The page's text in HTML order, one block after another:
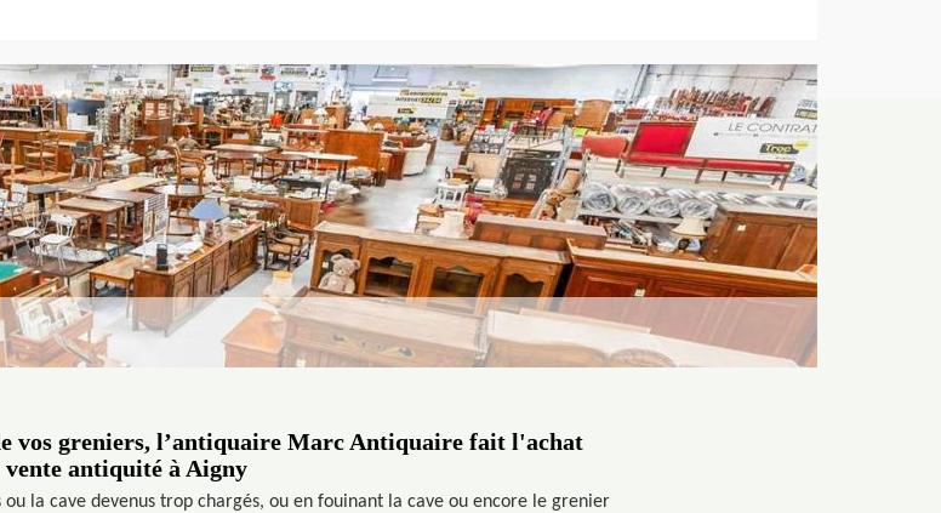
vos greniers, l’antiquaire Marc Antiquaire fait l'achat
vente antiquité à Aigny
ou la cave devenus trop chargés, ou en fouinant la cave ou encore le grenier